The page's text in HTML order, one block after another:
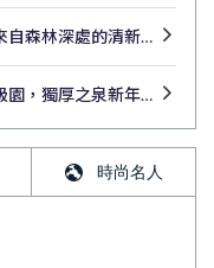
【限量】白州威士忌再臨！來自森林深處的清新酒韻
【預購】最划算的布根地特級園，獨厚之泉新年份預購中！
時尚名人